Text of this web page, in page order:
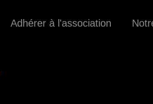
Adhérer à l'association